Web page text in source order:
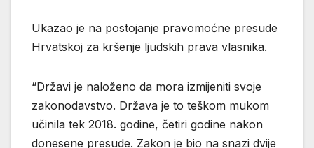
Ukazao je na postojanje pravomoćne presude
Hrvatskoj za kršenje ljudskih prava vlasnika.
“Državi je naloženo da mora izmijeniti svoje
zakonodavstvo. Država je to teškom mukom
učinila tek 2018. godine, četiri godine nakon
donesene presude. Zakon je bio na snazi dvije